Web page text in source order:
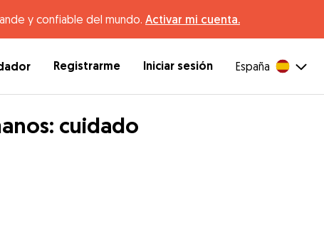
y confiable del mundo. Activar mi cuenta.
Registrarme Iniciar sesión España
cuidado